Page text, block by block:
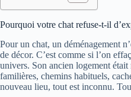
Pourquoi votre chat refuse-t-il
Pour un chat, un déménagement
de décor. C’est comme si l’on
univers. Son ancien logement
familières, chemins habituels,
nouveau lieu, tout est inconnu.